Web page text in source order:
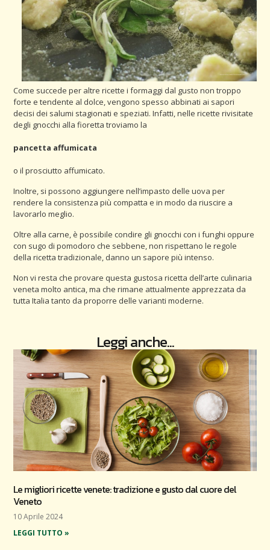
Come succede per altre ricette i formaggi dal gusto non troppo
forte e tendente al dolce, vengono spesso abbinati ai sapori
decisi dei salumi stagionati e speziati. Infatti, nelle ricette rivisitate
degli gnocchi alla fioretta troviamo la
pancetta affumicata
o il prosciutto affumicato.
Inoltre, si possono aggiungere nell’impasto delle uova per
rendere la consistenza più compatta e in modo da riuscire a
lavorarlo meglio.
Oltre alla carne, è possibile condire gli gnocchi con i funghi oppure
con sugo di pomodoro che sebbene, non rispettano le regole
della ricetta tradizionale, danno un sapore più intenso.
Non vi resta che provare questa gustosa ricetta dell’arte culinaria
veneta molto antica, ma che rimane attualmente apprezzata da
tutta Italia tanto da proporre delle varianti moderne.
Leggi anche...
Le migliori ricette venete: tradizione e gusto dal cuore del
Veneto
10 Aprile 2024
LEGGI TUTTO »